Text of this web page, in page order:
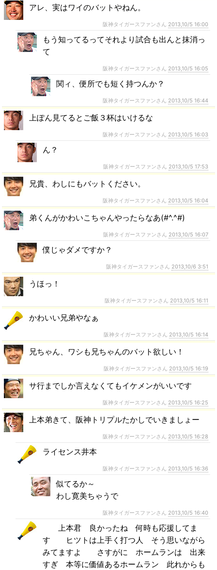
アレ、実はワイのバットやねん。
阪神タイガースファンさん 2013,10/5 16:00
もう知ってるってそれより試合も出んと抹消っ
て
阪神タイガースファンさん 2013,10/5 16:05
関ィ、便所でも短く持つんか？
阪神タイガースファンさん 2013,10/5 16:44
上ぽん見てるとご飯３杯はいけるな
阪神タイガースファンさん 2013,10/5 16:03
ん？
阪神タイガースファンさん 2013,10/5 17:53
兄貴、わしにもバットください。
阪神タイガースファンさん 2013,10/5 16:04
弟くんがかわいこちゃんやったらなあ(#^.^#)
阪神タイガースファンさん 2013,10/5 16:07
僕じゃダメですか？
阪神タイガースファンさん 2013,10/6 3:51
うほっ！
阪神タイガースファンさん 2013,10/5 16:11
かわいい兄弟やなぁ
阪神タイガースファンさん 2013,10/5 16:14
兄ちゃん、ワシも兄ちゃんのバット欲しい！
阪神タイガースファンさん 2013,10/5 16:19
サ行までしか言えなくてもイケメンがいいです
阪神タイガースファンさん 2013,10/5 16:25
上本弟きて、阪神トリプルたかしでいきましょー
阪神タイガースファンさん 2013,10/5 16:28
ライセンス井本
阪神タイガースファンさん 2013,10/5 16:36
似てるか～
わし寛美ちゃうで
阪神タイガースファンさん 2013,10/5 16:40
上本君 良かったね 何時も応援してま
す ヒツトは上手く打つ人 そう思いながら
みてますよ さすがに ホームランは 出来
すぎ 本等に価値あるホームラン 此れからも